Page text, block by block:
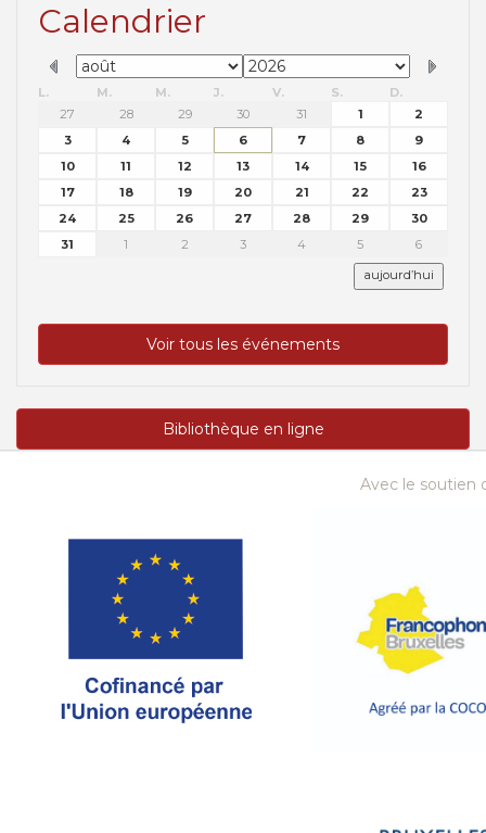
Calendrier
L. M. M. J. V. S.
D.
27
28 29 30 31 1
2
3
4 5 6 7 8
9
10
11 12 13 14 15
16
17
18 19 20 21 22
23
24
25 26 27 28 29
30
31
1 2 3 4 5 6
aujourd’hui
Voir tous les événements
Bibliothèque en ligne
Avec le soutien